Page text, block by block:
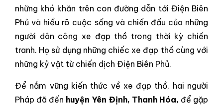
những khó khăn trên con đường dẫn tới Điện Biên
Phủ và hiểu rõ cuộc sống và chiến đấu của những
người dân công xe đạp thồ trong thời kỳ chiến
tranh. Họ sử dụng những chiếc xe đạp thồ cùng với
những kỷ vật từ chiến dịch Điện Biên Phủ.
Để nắm vững kiến thức về xe đạp thồ, hai người
Pháp đã đến huyện Yên Định, Thanh Hóa, để gặp